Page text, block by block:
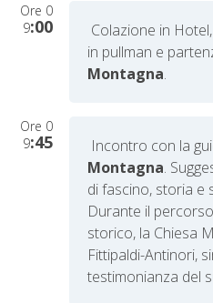
Ore 0
9:00
Colazione in
in pullman e
Montagna.
Ore 0
9:45 Incontro con la
Montagna.
di fascino, storia e
Durante il
storico, la Chiesa
Fittipaldi-Antinori,
testimonianza del